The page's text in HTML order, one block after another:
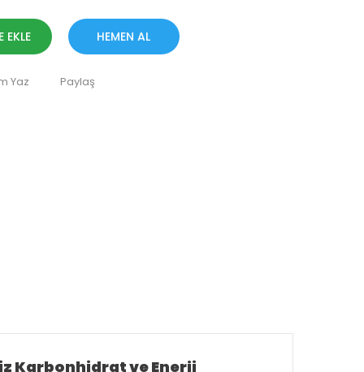
EKLE HEMEN AL
Yaz Paylaş
Karbonhidrat ve Enerji